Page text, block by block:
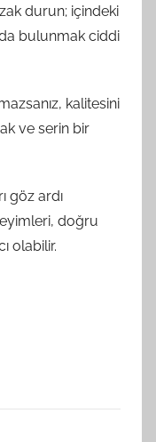
durun; içindeki
bulunmak ciddi
kalitesini
ve serin bir
göz ardı
doğru
olabilir.